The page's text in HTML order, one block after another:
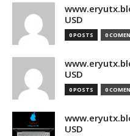
USD
0 POSTS 0
USD
0 POSTS 0
USD